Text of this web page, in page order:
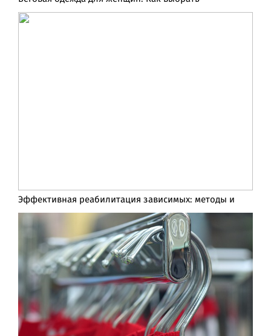
Эффективная реабилитация зависимых: методы и